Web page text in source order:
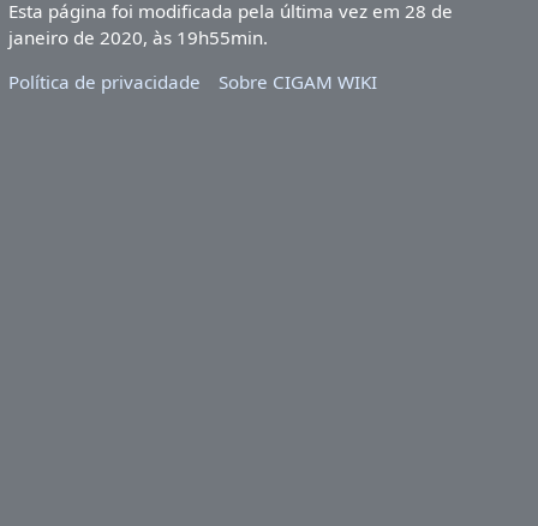
Esta página foi modificada pela última vez em 28 de
janeiro de 2020, às 19h55min.
Política de privacidade
Sobre CIGAM WIKI